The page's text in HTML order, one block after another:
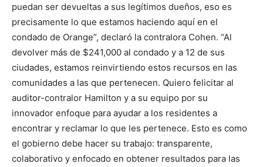
puedan ser devueltas a sus legítimos dueños, eso es
precisamente lo que estamos haciendo aquí en el
condado de Orange”, declaró la contralora Cohen. “Al
devolver más de $241,000 al condado y a 12 de sus
ciudades, estamos reinvirtiendo estos recursos en las
comunidades a las que pertenecen. Quiero felicitar al
auditor-contralor Hamilton y a su equipo por su
innovador enfoque para ayudar a los residentes a
encontrar y reclamar lo que les pertenece. Esto es como
el gobierno debe hacer su trabajo: transparente,
colaborativo y enfocado en obtener resultados para las